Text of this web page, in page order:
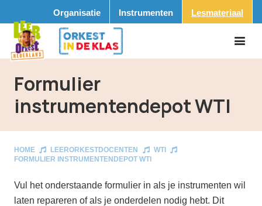
Organisatie Instrumenten Lesmateriaal
Formulier
instrumentendepot WTI
HOME LEERORKESTDOCENTEN
WTI
FORMULIER INSTRUMENTENDEPOT WTI
Vul het onderstaande formulier in als je instrumenten wil
laten repareren of als je onderdelen nodig hebt. Dit